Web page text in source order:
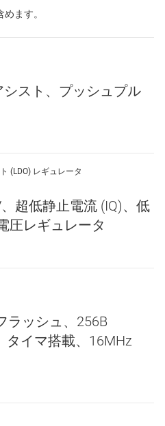
ます。
シスト、プッシュプル
(LDO) レギュレータ
超低静止電流 (IQ)、低
圧レギュレータ
ラッシュ、256B
タイマ搭載、16MHz